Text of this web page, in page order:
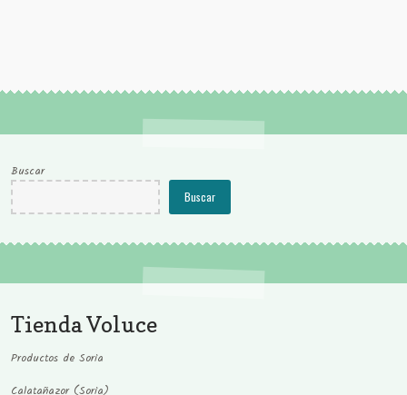
Buscar
Buscar
Tienda Voluce
Productos de Soria
Calatañazor (Soria)